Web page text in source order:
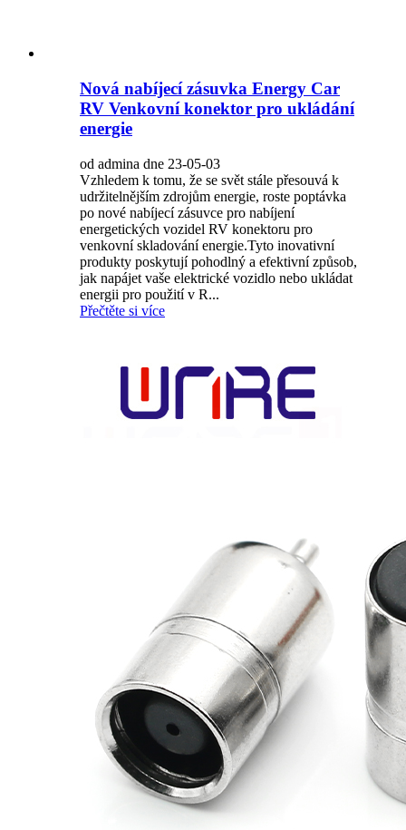
Nová nabíjecí zásuvka Energy Car
RV Venkovní konektor pro ukládání
energie
od admina dne 23-05-03
Vzhledem k tomu, že se svět stále přesouvá k
udržitelnějším zdrojům energie, roste poptávka
po nové nabíjecí zásuvce pro nabíjení
energetických vozidel RV konektoru pro
venkovní skladování energie.Tyto inovativní
produkty poskytují pohodlný a efektivní způsob,
jak napájet vaše elektrické vozidlo nebo ukládat
energii pro použití v R...
Přečtěte si více